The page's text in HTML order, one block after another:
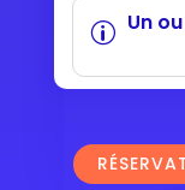
Un